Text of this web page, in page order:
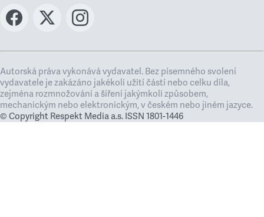
Autorská práva vykonává vydavatel. Bez písemného svolení
vydavatele je zakázáno jakékoli užití částí nebo celku díla,
zejména rozmnožování a šíření jakýmkoli způsobem,
mechanickým nebo elektronickým, v českém nebo jiném jazyce.
© Copyright Respekt Media a.s. ISSN 1801-1446